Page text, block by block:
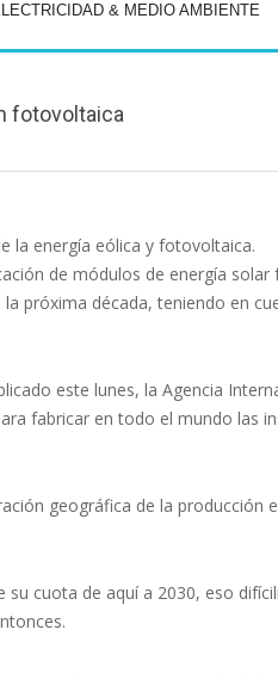
& MEDIO AMBIENTE
fotovoltaica
la energía eólica y fotovoltaica.
de módulos de energía
próxima década, teniendo en
este lunes, la Agencia
fabricar en todo el mundo las
geográfica de la producción
cuota de aquí a 2030, eso